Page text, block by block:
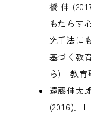
橋 伸
もたらす
究手法に
基づく教
ら) 教育
遠藤伸太
(2016)．